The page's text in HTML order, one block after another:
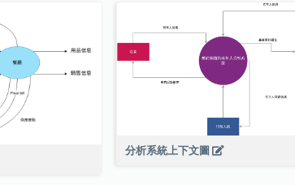
分析系統上下文圖